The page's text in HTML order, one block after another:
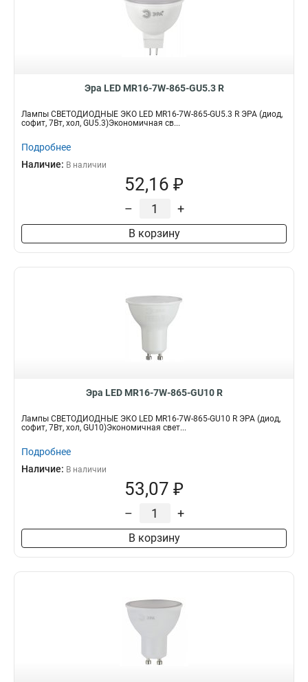
Эра LED MR16-7W-865-GU5.3 R
Лампы СВЕТОДИОДНЫЕ ЭКО LED MR16-7W-865-GU5.3 R ЭРА (диод,
софит, 7Вт, хол, GU5.3)Экономичная св...
Подробнее
Наличие: В наличии
52,16 ₽
– +
В корзину
Эра LED MR16-7W-865-GU10 R
Лампы СВЕТОДИОДНЫЕ ЭКО LED MR16-7W-865-GU10 R ЭРА (диод,
софит, 7Вт, хол, GU10)Экономичная свет...
Подробнее
Наличие: В наличии
53,07 ₽
– +
В корзину